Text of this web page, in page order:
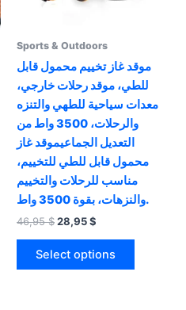
Sports & Outdoors
موقد غاز تخييم محمول قابل
للطي، موقد رحلات خارجي،
معدات سياحية للطهي والتنزه
والرحلات، 3500 واط من
التعديل الجماعيموقد غاز
محمول قابل للطي للتخييم،
مناسب للرحلات والتخييم
والنزهات، بقوة 3500 واط.
46,95$Original
46,95 $.
28,95$
28,95 $.
Select options
This